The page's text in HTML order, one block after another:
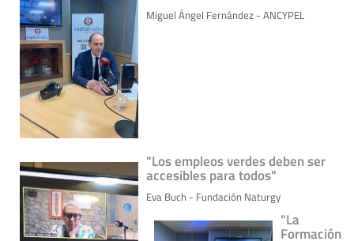
Miguel Ángel Fernández - ANCYPEL
"Los empleos verdes deben ser
accesibles para todos"
Eva Buch - Fundación Naturgy
"La
Formación